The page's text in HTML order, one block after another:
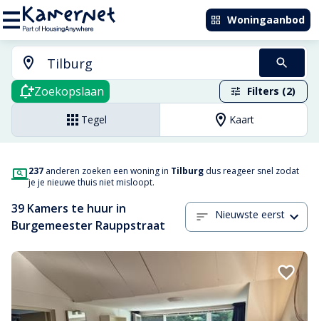
Woningaanbod
Zoekopslaan Filters (2)
Tegel Kaart
237 anderen zoeken een woning in Tilburg dus reageer snel zodat
je je nieuwe thuis niet misloopt.
39 Kamers te huur in
Burgemeester Rauppstraat
Nieuwste eerst